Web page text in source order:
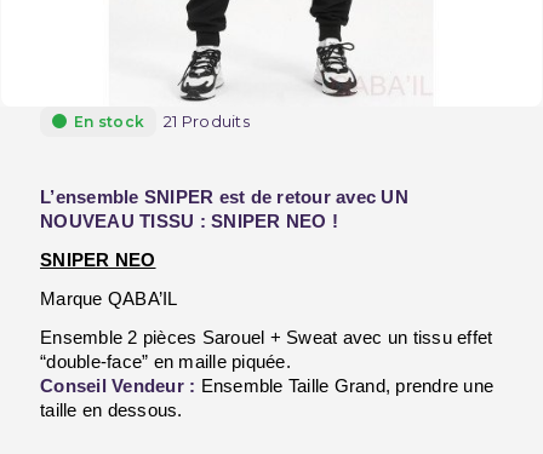
En stock 21 Produits
L’ensemble SNIPER est de retour avec UN
NOUVEAU TISSU : SNIPER NEO !
SNIPER NEO
Marque QABA’IL
Ensemble 2 pièces Sarouel + Sweat avec un tissu effet
“double-face” en maille piquée.
Conseil Vendeur : Ensemble Taille Grand, prendre une
taille en dessous.